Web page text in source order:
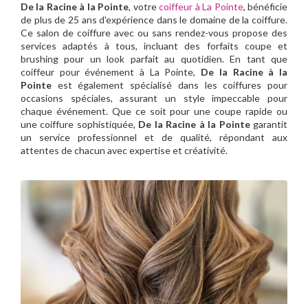
De la Racine à la Pointe, votrecoiffeur à La Pointe, bénéficie
de plus de 25 ans d'expérience dans le domaine de la coiffure.
Ce salon de coiffure avec ou sans rendez-vous propose des
services adaptés à tous, incluant des forfaits coupe et
brushing pour un look parfait au quotidien. En tant que
coiffeur pour événement à La Pointe, De la Racine à la
Pointe est également spécialisé dans les coiffures pour
occasions spéciales, assurant un style impeccable pour
chaque événement. Que ce soit pour une coupe rapide ou
une coiffure sophistiquée, De la Racine à la Pointegarantit
un service professionnel et de qualité, répondant aux
attentes de chacun avec expertise et créativité.